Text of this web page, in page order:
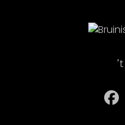
't